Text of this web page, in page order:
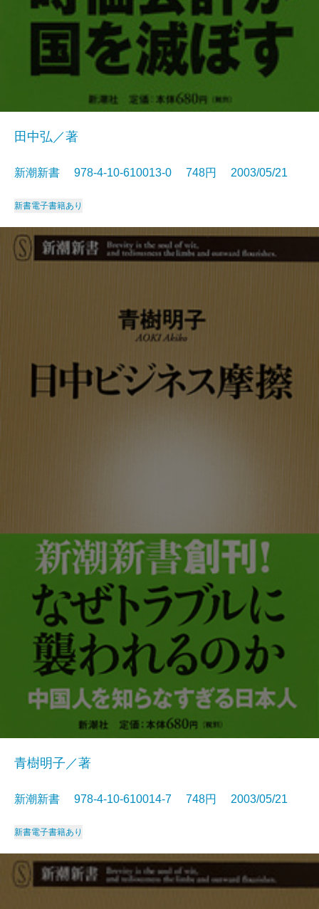
田中弘／著
新潮新書 978-4-10-610013-0 748円 2003/05/21
新書電子書籍あり
青樹明子／著
新潮新書 978-4-10-610014-7 748円 2003/05/21
新書電子書籍あり